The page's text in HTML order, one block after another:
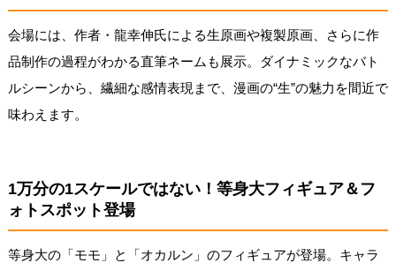
会場には、作者・龍幸伸氏による生原画や複製原画、さらに作
品制作の過程がわかる直筆ネームも展示。ダイナミックなバト
ルシーンから、繊細な感情表現まで、漫画の“生”の魅力を間近で
味わえます。
1万分の1スケールではない！等身大フィギュア＆フ
ォトスポット登場
等身大の「モモ」と「オカルン」のフィギュアが登場。キャラ